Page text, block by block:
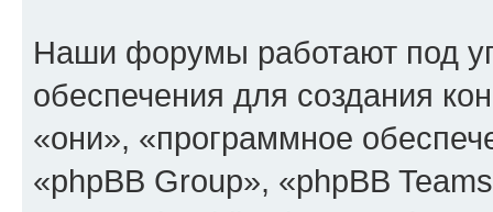
Наши форумы работают под
обеспечения для создания
«они», «программное
«phpBB Group», «phpBB